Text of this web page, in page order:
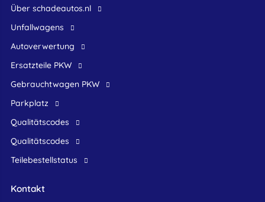
Über schadeautos.nl
Unfallwagens
Autoverwertung
Ersatzteile PKW
Gebrauchtwagen PKW
Parkplatz
Qualitätscodes
Qualitätscodes
Teilebestellstatus
Kontakt